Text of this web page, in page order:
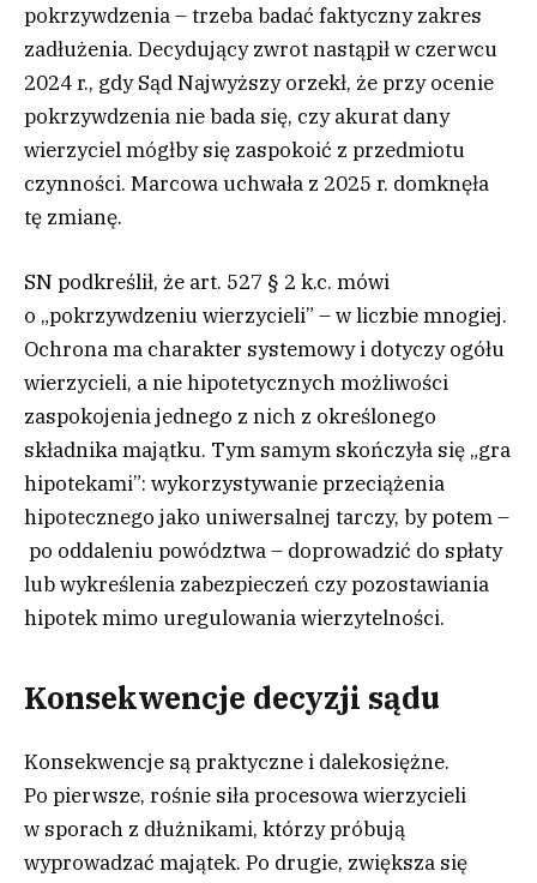
pokrzywdzenia – trzeba badać faktyczny zakres
zadłużenia. Decydujący zwrot nastąpił w czerwcu
2024 r., gdy Sąd Najwyższy orzekł, że przy ocenie
pokrzywdzenia nie bada się, czy akurat dany
wierzyciel mógłby się zaspokoić z przedmiotu
czynności. Marcowa uchwała z 2025 r. domknęła
tę zmianę.
SN podkreślił, że art. 527 § 2 k.c. mówi
o „pokrzywdzeniu wierzycieli” – w liczbie mnogiej.
Ochrona ma charakter systemowy i dotyczy ogółu
wierzycieli, a nie hipotetycznych możliwości
zaspokojenia jednego z nich z określonego
składnika majątku. Tym samym skończyła się „gra
hipotekami”: wykorzystywanie przeciążenia
hipotecznego jako uniwersalnej tarczy, by potem –
po oddaleniu powództwa – doprowadzić do spłaty
lub wykreślenia zabezpieczeń czy pozostawiania
hipotek mimo uregulowania wierzytelności.
Konsekwencje decyzji sądu
Konsekwencje są praktyczne i dalekosiężne.
Po pierwsze, rośnie siła procesowa wierzycieli
w sporach z dłużnikami, którzy próbują
wyprowadzać majątek. Po drugie, zwiększa się